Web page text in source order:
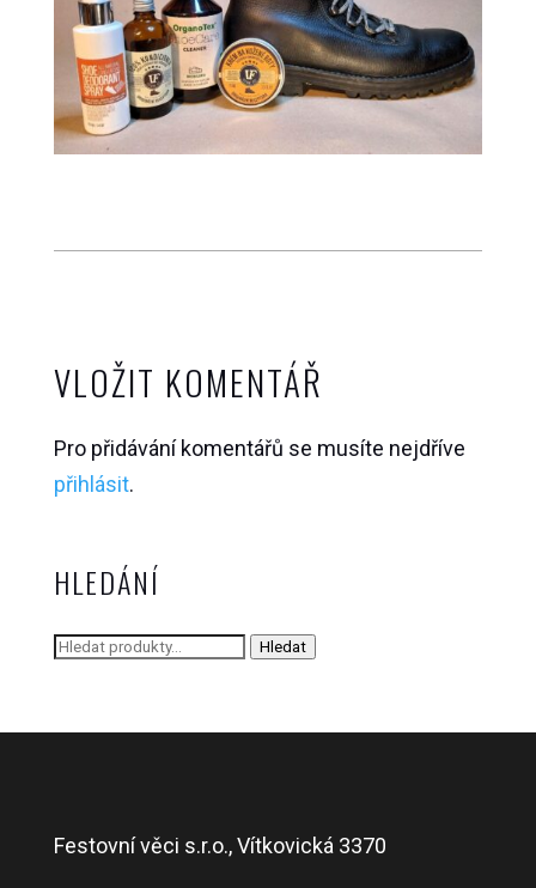
VLOŽIT KOMENTÁŘ
Pro přidávání komentářů se musíte nejdříve
přihlásit.
HLEDÁNÍ
Hledat: Hledat
Festovní věci s.r.o., Vítkovická 3370